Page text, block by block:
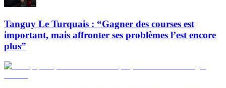
Tanguy Le Turquais : “Gagner des courses est
important, mais affronter ses problèmes l’est encore
plus”